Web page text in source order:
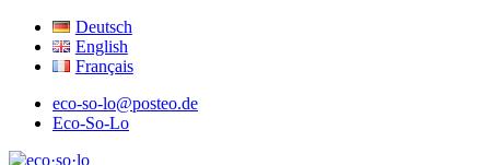
Deutsch
English
Français
eco-so-lo@posteo.de
Eco-So-Lo